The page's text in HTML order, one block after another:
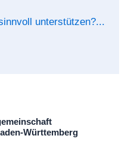
unterstützen?...
Württemberg